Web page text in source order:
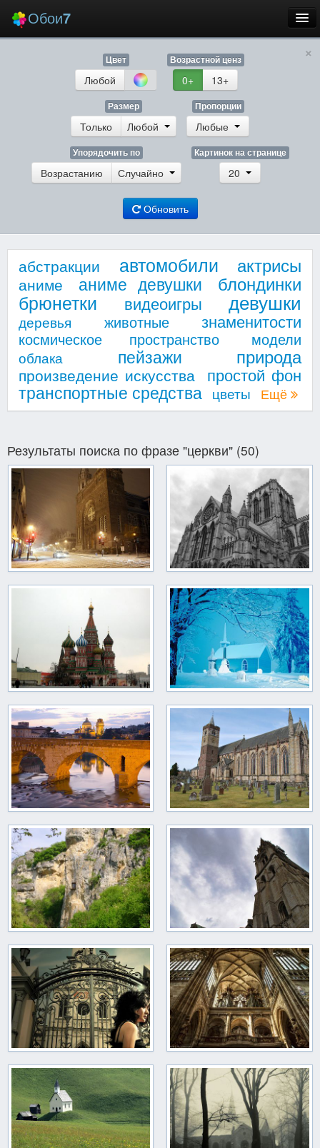
Обои7
Заставки
Вход
×
Цвет
Любой
Возрастной ценз
0+ 13+
Размер
Только Любой
Пропорции
Любые
Упорядочить по
Возрастанию Случайно
Картинок на странице
20
Обновить
абстракции автомобили актрисы
аниме аниме девушки блондинки
брюнетки видеоигры девушки
деревья животные знаменитости
космическое пространство модели
облака пейзажи природа
произведение искусства простой фон
транспортные средства цветы Ещё
Результаты поиска по фразе "церкви" (50)